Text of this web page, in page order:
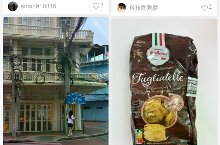
科技圈观察 2
aman910316 2